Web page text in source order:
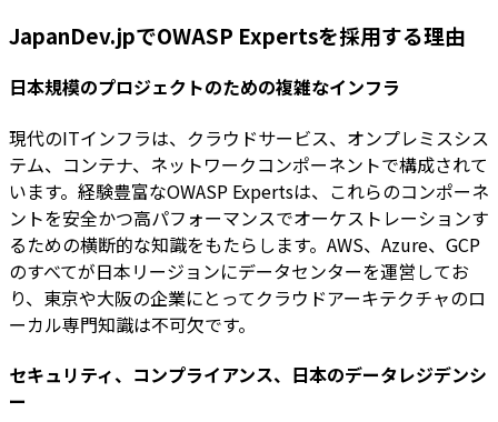
JapanDev.jpでOWASP Expertsを採用する理由
日本規模のプロジェクトのための複雑なインフラ
現代のITインフラは、クラウドサービス、オンプレミスシス
テム、コンテナ、ネットワークコンポーネントで構成されて
います。経験豊富なOWASP Expertsは、これらのコンポーネ
ントを安全かつ高パフォーマンスでオーケストレーションす
るための横断的な知識をもたらします。AWS、Azure、GCP
のすべてが日本リージョンにデータセンターを運営してお
り、東京や大阪の企業にとってクラウドアーキテクチャのロ
ーカル専門知識は不可欠です。
セキュリティ、コンプライアンス、日本のデータレジデンシ
ー